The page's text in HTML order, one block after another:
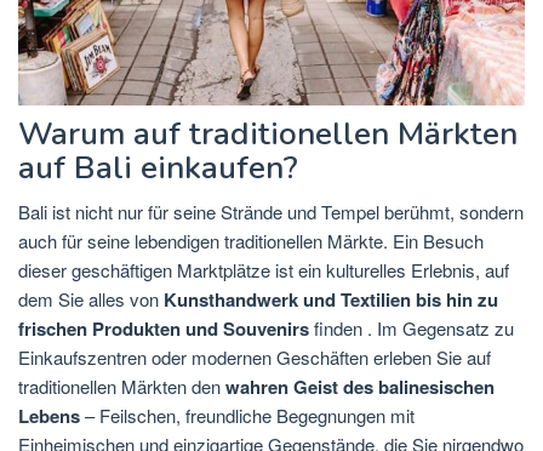
Warum auf traditionellen Märkten
auf Bali einkaufen?
Bali ist nicht nur für seine Strände und Tempel berühmt, sondern
auch für seine lebendigen traditionellen Märkte. Ein Besuch
dieser geschäftigen Marktplätze ist ein kulturelles Erlebnis, auf
dem Sie alles von Kunsthandwerk und Textilien bis hin zu
frischen Produkten und Souvenirsfinden . Im Gegensatz zu
Einkaufszentren oder modernen Geschäften erleben Sie auf
traditionellen Märkten denwahren Geist des balinesischen
Lebens– Feilschen, freundliche Begegnungen mit
Einheimischen und einzigartige Gegenstände, die Sie nirgendwo